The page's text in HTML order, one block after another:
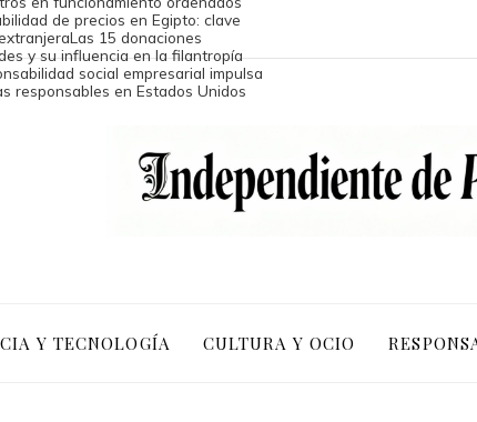
de precios en Egipto: clave
Las 15 donaciones
y su influencia en la filantropía
social empresarial impulsa
responsables en Estados Unidos
Y TECNOLOGÍA CULTURA Y OCIO